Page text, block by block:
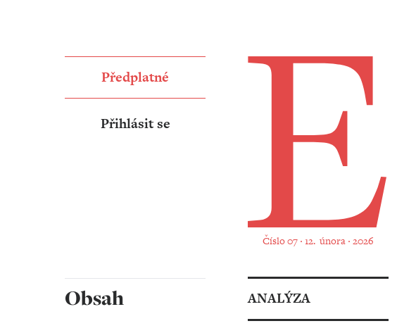
Číslo 07 ‧ 12. února ‧ 2026
Předplatné
Přihlásit se
Obsah ANALÝZA